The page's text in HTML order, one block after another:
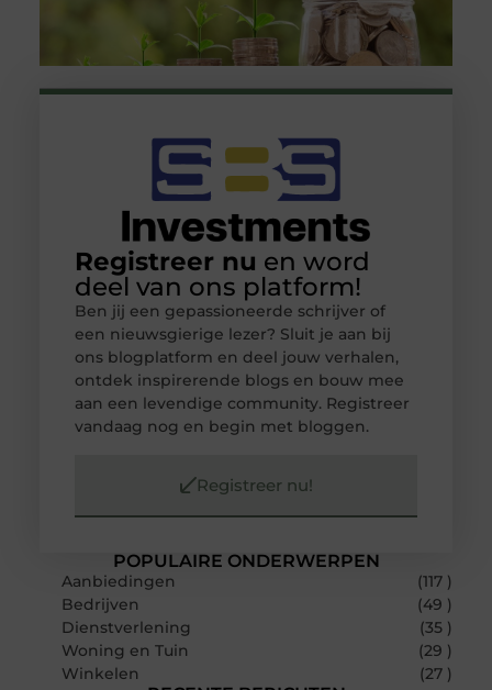
POPULAIRE ONDERWERPEN
Aanbiedingen
(117 )
Bedrijven
(49 )
Dienstverlening
(35 )
Woning en Tuin
(29 )
Winkelen
(27 )
Registreer nu en word
deel van ons platform!
Ben jij een gepassioneerde schrijver of
een nieuwsgierige lezer? Sluit je aan bij
ons blogplatform en deel jouw verhalen,
ontdek inspirerende blogs en bouw mee
aan een levendige community. Registreer
vandaag nog en begin met bloggen.
Registreer nu!